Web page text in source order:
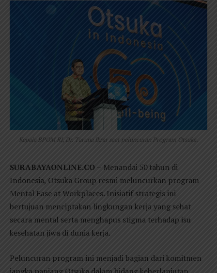
Kepala BPOM RI, Dr. Taruna Ikrar saat peluncuran Program Otsuka.
SURABAYAONLINE.CO – Menandai 50 tahun di
Indonesia, Otsuka Group resmi meluncurkan program
Mental Ease at Workplaces. Inisiatif strategis ini
bertujuan menciptakan lingkungan kerja yang sehat
secara mental serta menghapus stigma terhadap isu
kesehatan jiwa di dunia kerja.
Peluncuran program ini menjadi bagian dari komitmen
jangka panjang Otsuka dalam bidang keberlanjutan